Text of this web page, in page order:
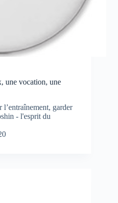
une vocation, une
garder
- l'esprit du